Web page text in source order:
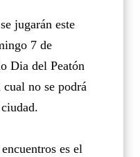
jugarán este
7 de
Dia del Peatón
no se podrá
es el